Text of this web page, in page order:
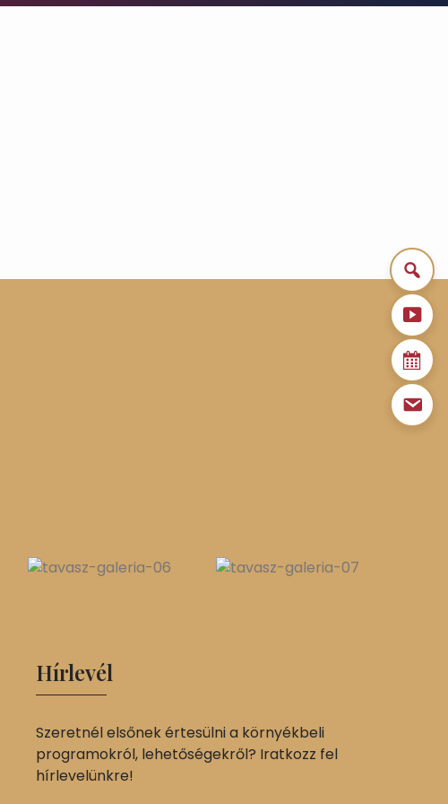
Hírlevél
Szeretnél elsőnek értesülni a környékbeli
programokról, lehetőségekről? Iratkozz fel
hírlevelünkre!